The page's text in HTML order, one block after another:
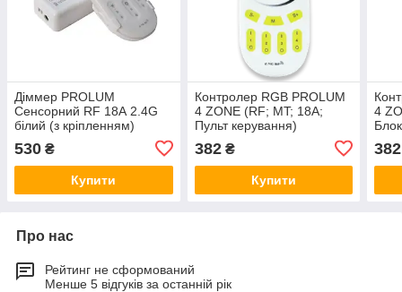
Діммер PROLUM
Сенсорний RF 18А 2.4G
білий (з кріпленням)
530 ₴
Купити
Контролер RGB PROLUM
4 ZONE (RF; MT; 18A;
Пульт керування)
382₴
Купити
4
382
Про нас
Рейтинг не сформований
Менше 5 відгуків за останній рік